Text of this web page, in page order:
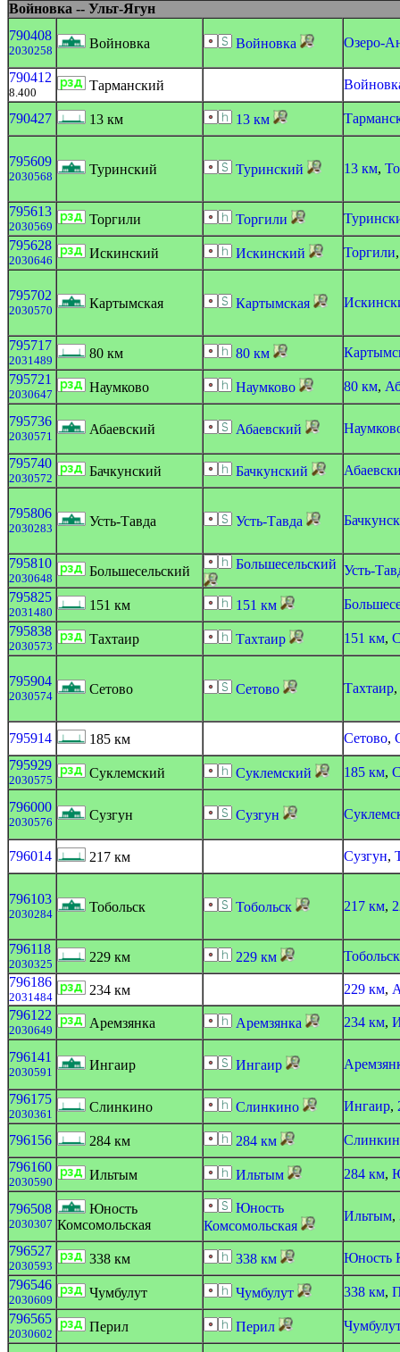
Войновка -- Ульт-Ягун
790408
2030258 Войновка Войновка Озеро-
790412
8.400 Тарманский
790427 13 км 13 км
795609
2030568 Туринский Туринский 13 км,
795613
2030569 Торгили Торгили
795628
2030646 Искинский Искинский Торгили
795702
2030570 Картымская Картымская
795717
2031489 80 км 80 км
795721
2030647 Наумково Наумково 80 км,
795736
2030571 Абаевский Абаевский
795740
2030572 Бачкунский Бачкунский
795806
2030283 Усть-Тавда Усть-Тавда
795810
2030648 Большесельский Большесельский Усть-
795825
2031480 151 км 151 км
795838
2030573 Тахтаир Тахтаир 151 км,
795904
2030574 Сетово Сетово Тахтаир,
795914 185 км Сетово,
795929
2030575 Суклемский Суклемский 185 км,
796000
2030576 Сузгун Сузгун
796014 217 км Сузгун,
796103
2030284 Тобольск Тобольск 217 км,
796118
2030325 229 км 229 км
Тобольск
796186
2031484 234 км 229 км,
796122
2030649 Аремзянка Аремзянка 234 км,
796141
2030591 Ингаир Ингаир
796175
2030361 Слинкино Слинкино Ингаир,
796156 284 км 284 км
796160
2030590 Ильтым Ильтым 284 км,
796508
2030307
Юность
Комсомольская
Юность
Комсомольская
Ильтым,
796527
2030593 338 км 338 км
Юность
796546
2030609 Чумбулут Чумбулут 338 км,
796565
2030602 Перил Перил Чумбулут